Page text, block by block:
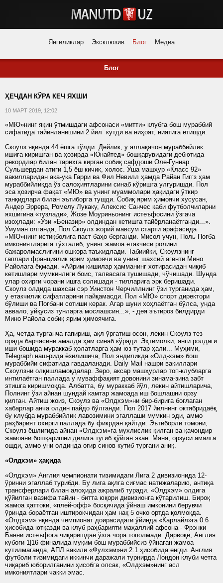
Янгиликлар Эксклюзив Блог Медиа
Блог
ҲЕЧДАН КЎРА КЕЧ ЯХШИ
10 МАРТ 2019, 12:02
«МЮ»нинг яқин ўтмишдаги афсонаси «митти» клубга бош мураббий
сифатида тайинланишини 2 йил кутди ва ниҳоят, ниятига етишди.
Скоулз яқинда 44 ёшга тўлди. Дейлик, у аллақачон мураббийлик
ишига киришган ва ҳозирда «Юнайтед» бошқарувидаги дебютида
рекордлар билан тарихга кирган собиқ сафдоши Оле-Гуннар
Сульшердан атиги 1,5 ёш кичик, холос. Ўша машҳур «Класс 92»
вакилларидан ака-ука Гарри ва Фил Невилл ҳамда Райан Гиггз ҳам
мураббийликда ўз салоҳиятларини синаб кўришга улгуришди. Пол
эса ҳозирча фақат «МЮ» ва унинг муаммолари ҳақидаги ўткир
танқидлари билан эътиборга тушди. Собиқ ярим ҳимоячи хусусан,
Андер Эррера, Ромелу Лукаку, Алексис Санчес каби футболчиларни
яхшигина «тузлади», Жозе Моуриньонинг истеъфосини ўзгача
изоҳлади: «Ўзи «Беназир» олдиндан кетишга тайёрланаётганди...».
Умуман олганда, Пол Скоулз жорий мавсум старти арафасида
«МЮ»нинг истиқболига паст баҳо берганди. Мисол учун, Поль Погба
имкониятларига тўхталиб, унинг жамоа етакчиси ролини
бажаролмаслигини ошкора таъкидлади. Табиийки, Скоулзнинг
гаплари франциялик ярим ҳимоячи ва унинг шахсий агенти Мино
Райолага ёқмади. «Айрим кишилар ҳамманинг хотирасидан чиқиб
кетишлари мумкинлиги боис, талвасага тушишади, чўчишади. Шунда
улар охирги чорани ишга солишади - тилларига эрк беришади.
Скоулз олдида шахсан сэр Уинстон Черчиллнинг ўзи турганида ҳам,
у етакчилик сифатларини пайқамасди. Пол «МЮ» спорт директори
бўлиши ва Погбани сотиши керак. Агар шуни хоҳлаётган бўлса, унда
аввало, уйқусиз тунларга мослашсин...», - дея эътироз билдирди
Мино Райола собиқ ярим ҳимоячига.
Ҳа, четда турганча гапириш, ақл ўргатиш осон, лекин Скоулз тез
орада барчасини амалда ҳам синаб кўради. Эҳтимолки, янги ролдаги
иши бошида мураккаб ҳолатларга ҳам юз тутар ҳали... Муҳими,
Telegraph наш-рида ёзилишича, Пол эндиликда «Олд-хэм» бош
мураббийи сифатида гавдаланади. Daily Mail нашри вакиллари
Скоулзни олқишламоқдалар. Зеро, аксар машҳурлар топ-клубларга
интилаётган паллада у муваффақият довонини зинама-зина забт
этишга киришмоқда. Албатта, бу мураккаб йўл, лекин айтишларича,
Полнинг ўзи айнан шундай камтар жамоада иш бошлашни орзу
қилган. Айтиш жоиз, Скоулз ва «Олдхэм»ни бир-бирига боғлаган
хабарлар анча олдин пайдо бўлганди. Пол 2017 йилнинг октябридаёқ
бу клубда мураббийлик лавозимини эгаллаши мумкин эди, аммо
раҳбарият охирги паллада бу фикрдан қайтди. Эътиборли томони,
Скоулз ёшлигида айнан «Олдхэм»га мухлислик қилган ва қачондир
жамоани бошқаришни дилига тугиб қўйган экан. Мана, орзуси амалга
ошди, аммо уни олдинда оғир синов кутиб тургани аниқ.
«Олдхэм» ҳақида
«Олдхэм» Англия чемпионати тизимидаги Лига 2 дивизионида 12-
ўринни эгаллаб турибди. Бу лига ақлга сиғмас натижаларию, антиқа
трансферлари билан алоҳида ажралиб туради. «Олдхэм» олдига
қўйилган вазифа тайин - битта юқори дивизионга кўтарилиш. Бироқ
жамоа ҳаттоки, «плей-офф» босқичида ўйнаш имконини берувчи
ўринда бораётган иштирокчидан ҳам нақ 5 очко ортда қолмоқда.
«Олдхэм» яқинда чемпионат доирасидаги ўйинда «Карлайл»га 0:6
ҳисобида ютқазди ва клуб раҳбарияти маҳаллий афсона - Фрэнки
Банни истеъфога чиқаришдан ўзга чора тополмади. Дарвоқе, Англия
кубоги 1|16 финалида муқим бош мураббийсиз ўйнаган жамоа
кутилмаганда, АПЛ вакили «Фулхэм»ни 2:1 ҳисобида енгди. Англия
футболи тизимидаги иккинчи даражали турнирда Лондон клуби четга
чиқариб юборилганини ҳисобга олсак, «Олдхэм»нинг асл
имкониятлари чакки эмас.